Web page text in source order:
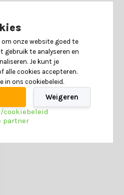
recent bekeken
onze website goed te
gebruik te analyseren en
Je kunt je
alle cookies accepteren.
in ons cookiebeleid.
Weigeren
cookiebeleid
partner